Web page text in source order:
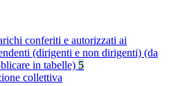
conferiti e autorizzati ai
(dirigenti e non dirigenti) (da
in tabelle) 5
collettiva